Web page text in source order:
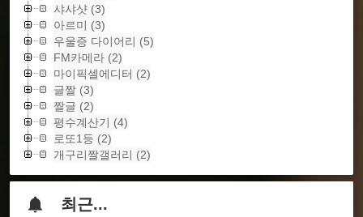
샤샤샷 (3)
아르미 (3)
우울증 다이어리 (5)
FM카메라 (2)
마이픽셀에디터 (2)
글짤 (3)
짤글 (2)
평수계산기 (4)
로또1등 (2)
개구리짤갤러리 (2)
최근...